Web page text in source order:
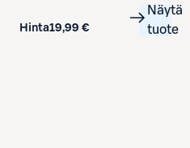
Hinta19,99 €
Näytä
tuote